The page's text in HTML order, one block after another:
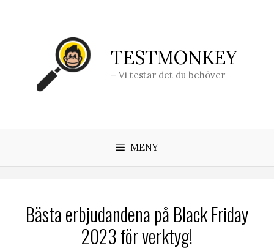
TESTMONKEY
– Vi testar det du behöver
MENY
Bästa erbjudandena på Black Friday
2023 för verktyg!